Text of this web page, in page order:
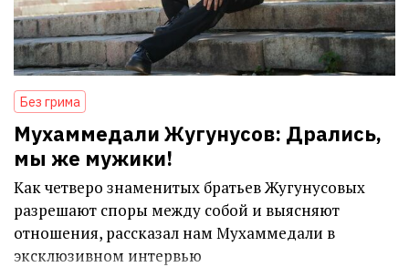
Без грима
Мухаммедали Жугунусов: Дрались,
мы же мужики!
Как четверо знаменитых братьев Жугунусовых
разрешают споры между собой и выясняют
отношения, рассказал нам Мухаммедали в
эксклюзивном интервью